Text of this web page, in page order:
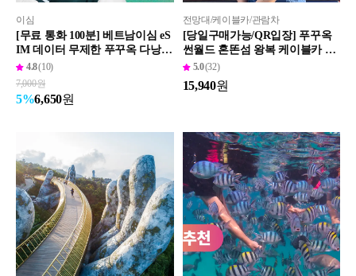
이심
[무료 통화 100분] 베트남이심 eS
IM 데이터 무제한 푸꾸옥 다낭
나트랑 도시락이심
4.8(10)
7,000원
5%6,650원
전망대/케이블카/관람차
[당일구매가능/QR입장] 푸꾸옥
썬월드 혼똔섬 왕복 케이블카 입
장권
5.0(32)
15,940원